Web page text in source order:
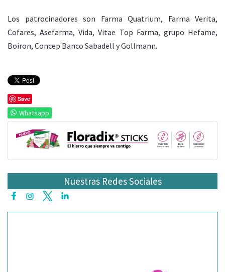
Los patrocinadores son Farma Quatrium, Farma Verita,
Cofares, Asefarma, Vida, Vitae Top Farma, grupo Hefame,
Boiron, Concep Banco Sabadell y Gollmann.
Save
Whatsapp
Nuestras Redes Sociales